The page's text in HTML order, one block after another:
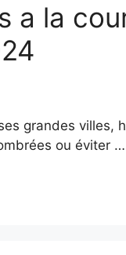
a la
grandes villes,
ou éviter …